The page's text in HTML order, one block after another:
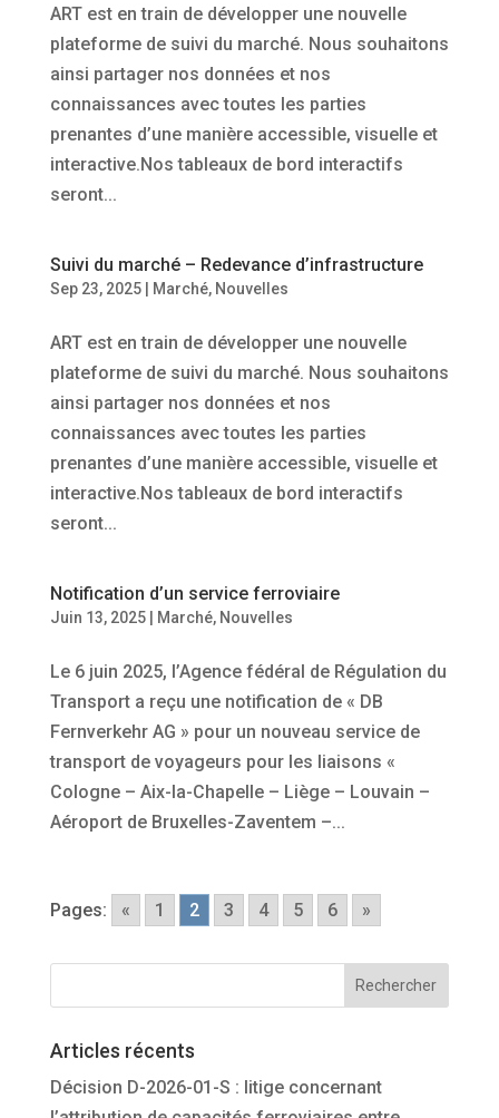
ART est en train de développer une nouvelle
plateforme de suivi du marché. Nous souhaitons
ainsi partager nos données et nos
connaissances avec toutes les parties
prenantes d’une manière accessible, visuelle et
interactive.Nos tableaux de bord interactifs
seront...
Suivi du marché – Redevance d’infrastructure
Sep 23, 2025| Marché, Nouvelles
ART est en train de développer une nouvelle
plateforme de suivi du marché. Nous souhaitons
ainsi partager nos données et nos
connaissances avec toutes les parties
prenantes d’une manière accessible, visuelle et
interactive.Nos tableaux de bord interactifs
seront...
Notification d’un service ferroviaire
Juin 13, 2025| Marché, Nouvelles
Le 6 juin 2025, l’Agence fédéral de Régulation du
Transport a reçu une notification de « DB
Fernverkehr AG » pour un nouveau service de
transport de voyageurs pour les liaisons «
Cologne – Aix-la-Chapelle – Liège – Louvain –
Aéroport de Bruxelles-Zaventem –...
Pages: « 1 2 3 4 5 6 »
Articles récents
Décision D-2026-01-S : litige concernant